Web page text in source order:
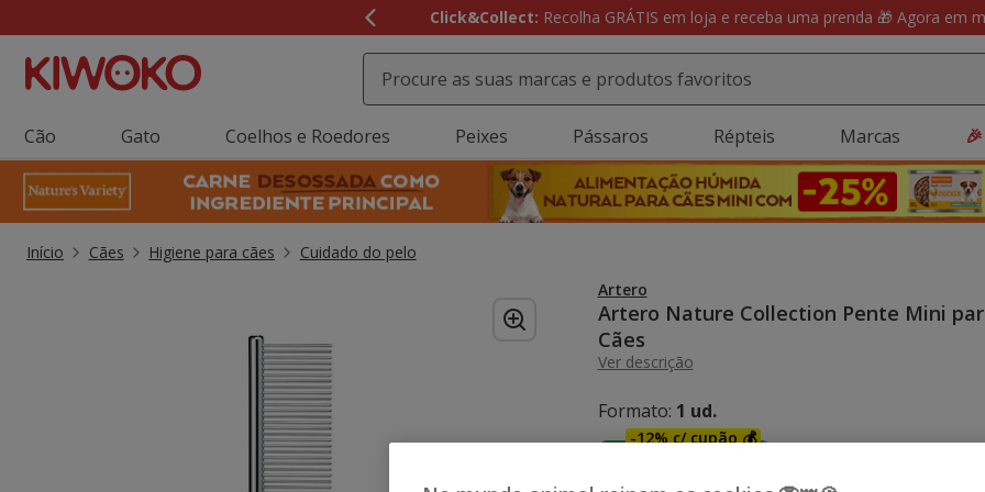
de
3,
mensagem,
Click&Collect: Recolha GRÁTIS em loja e receba uma prenda 🎁 Agora em
Cão Gato Coelhos e Roedores Peixes Pássaros Répteis Marcas
Início Cães Higiene para cães
Cuidado do pelo
Artero
Artero Nature Collection Pente Mini
Cães
Ver descrição
Formato: 1 ud.
-12% c/ cupão 💰
7.99€